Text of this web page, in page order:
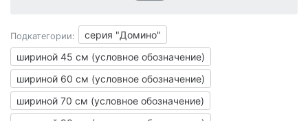
Подкатегории:
серия "Домино"
шириной 45 см (условное обозначение)
шириной 60 см (условное обозначение)
шириной 70 см (условное обозначение)